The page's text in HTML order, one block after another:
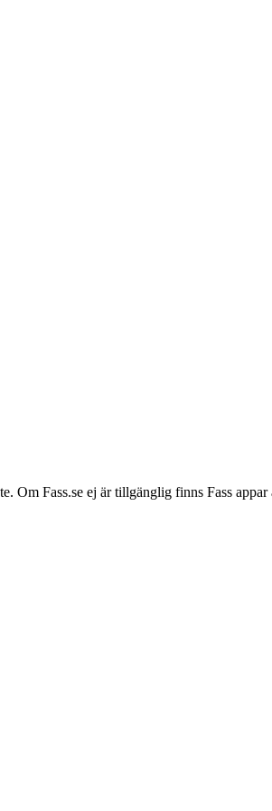
Om Fass.se ej är tillgänglig finns Fass